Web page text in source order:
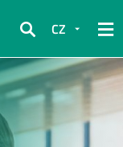
Hledat
CZ